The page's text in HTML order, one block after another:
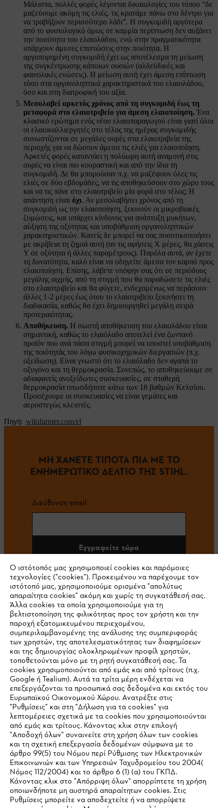
Μάλιστα, πολλές φορές λέγονται δικαιολογίες του τύπου “δε
μαζεύουμε ακόμη τις ελιές, τις κρατάμε πάνω στο δέντρο για
να τραβήξουν περισσότερο λάδι”. Η συγκομιδή αργότερα
από το φυσιολογικό όμως σε καμμία περίπτωση δεν αυξάνει
την ποσότητα του ελαιολάδου, ενώ στην πραγματικότητα
υπάρχουν άμεσες επιπτώσεις στην ποιότητα. Η
αργοπορημένη συγκομιδή έχει ως αποτέλεσμα τη μείωση
της συγκέντρωσης κάποιων ουσιών (αλδεϋδικές και
φαινολικές ενώσεις). Η μείωση αυτή έχει άμεση επίπτωση
τόσο στα οργανοληπτικά χαρακτηριστικά του ελαιολάδου,
όσο και στη διατροφική του αξία.
Μεσολαβεί αρκετός χρόνος από τη συγκομιδή έως τη
μεταφορά στο ελαιοτριβείο για άμεση ελαιοποίηση. Ένα
κλασικό ερώτημα ενός νέου ελαιοπαραγωγού είναι γιατί όλοι
οι ελαιοκαλλιεργητές στο τέλος της ημέρας συγκομιδής
συνωστίζονται σε μεγάλες ουρές στα ελαιοτριβεία της
περιοχής για να δώσουν άμεσα τις ελιές για ελαιοποίηση.
Αρκετές φορές καταντάει η πολύωρη αυτή αναμονή στις
ουρές να είναι πιο κουραστική και από την ίδια τη
συγκομιδή. Δε θα μπορούσαν π.χ. να μαζέψουν όλες τις
ελιές σε δύο εβδομάδες, να τις αποθηκεύσουν στο χώρο τους
και να τις πάνε στο ελαιοτριβείο μία φορά στο τέλος; Η
απάντηση είναι όχι. Αν μεσολαβήσει χρόνος από τη
συγκομιδή ως την ελαιοποίηση, ξεκινούν οι μικροβιακές
ζυμώσεις, και υπάρχει κίνδυνος για ανάπτυξη μυκήτων,
αύξηση της οξύτητας και υποβάθμιση οργανοληπτικών
χαρακτηριστικών. Κανείς δε μπορεί να σας ποσοτικοποιήσει
με ακρίβεια τη ζημιά αυτή (αν τις αφήσεις Χ μέρες, θα χάσεις
Υ σε οξύτητα ή άλλες παραμέτρους). Παρόλα αυτά, αν έχετε
τη δυνατότητα, καλό είναι να οδηγείτε άμεσα τον καρπό προς
ελαιοποίηση. Επίσης, λάβετε υπόψην σας ότι σε περιόδους
μεγάλης αιχμής, από τη στιγμή που θα παραδώσετε τις ελιές
στο ελαιοτριβείο και θα φύγετε, ενδεχομένως να περάσουν
άλλες 1-2 μέρες έως ότου το ελαιοτριβείο ξεκινήσει τη
διαδικασία, καθώς θα έχει δημιουργηθεί μεγάλη σειρά
προτεραιότητας.
Αποθήκευση. Η σωστή αποθήκευση του ελαιολάδου είναι
σημαντική, καθώς το ελαιόλαδο αποτελεί ένα ζωντανό
προϊόν που ανά πάσα στιγμή μπορεί να υποστεί υποβάθμιση
της ποιότητάς του λόγω φυσικοχημικών διεργασιών (π.χ.
οξείδωση). Είναι γνωστό ότι το ελαιόλαδο δεν αγαπά το
οξυγόνο και τη θερμοκρασία. Συνεπώς, το αποθηκεύουμε σε
αδιαφανείς ανοξείδωτες συσκευασίες, σε σταθερή
θερμοκρασία οπωσδήποτε κάτω των 18 βαθμών Κελσίου.
Προσέχουμε οι συσκευασίες να είναι γεμάτες και
αεροστεγώς κλειστές.
Πηγή: wikifarmer.com/el
ΜΗ ΧΑΝΕΤΕ ΤΙΠΟΤΑ ΠΙΑ ΜΕ ΤΟ
ΕΝΗΜΕΡΩΤΙΚΟ ΔΕΛΤΙΟ ΤΗΣ STIHL.
Διεύθυνση email
Εγγραφείτε τώρα
#STIHL
Εταιρεία
STIHL Συχνές ερωτήσεις
Service
IHR BROWSER WIRD NICHT
UNTERSTÜTZT
Ο ιστότοπός μας χρησιμοποιεί cookies και παρόμοιες
τεχνολογίες ("cookies"). Προκειμένου να παρέχουμε τον
ιστότοπό μας, χρησιμοποιούμε ορισμένα "απολύτως
απαραίτητα cookies" ακόμη και χωρίς τη συγκατάθεσή σας.
Άλλα cookies τα οποία χρησιμοποιούμε για τη
βελτιστοποίηση της φιλικότητας προς τον χρήστη και την
παροχή εξατομικευμένου περιεχομένου,
συμπεριλαμβανομένης της ανάλυσης της συμπεριφοράς
των χρηστών, της αποτελεσματικότητας των διαφημίσεων
και της δημιουργίας ολοκληρωμένων προφίλ χρηστών,
τοποθετούνται μόνο με τη ρητή συγκατάθεσή σας. Τα
cookies χρησιμοποιούνται από εμάς και από τρίτους (π.χ.
Google ή Tealium). Αυτά τα τρίτα μέρη ενδέχεται να
επεξεργάζονται τα προσωπικά σας δεδομένα και εκτός του
Ευρωπαϊκού Οικονομικού Χώρου. Ανατρέξτε στις
"Ρυθμίσεις" και στη "Δήλωση για τα cookies" για
λεπτομέρειες σχετικά με τα cookies που χρησιμοποιούνται
από εμάς και τρίτους. Κάνοντας κλικ στην επιλογή
"Αποδοχή όλων" συναινείτε στη χρήση όλων των cookies
και τη σχετική επεξεργασία δεδομένων σύμφωνα με το
άρθρο 99(5) του Νόμου περί Ρύθμισης των Ηλεκτρονικών
Επικοινωνιών και των Υπηρεσιών Ταχυδρομείου του 2004(
Νόμος 112/2004) και το άρθρο 6 (1) (α) του ΓΚΠΔ.
Κάνοντας κλικ στο "Απόρριψη όλων" απορρίπτετε τη χρήση
οποιωνδήποτε μη αυστηρά απαραίτητων cookies. Στις
Ρυθμίσεις μπορείτε να αποδεχτείτε ή να απορρίψετε